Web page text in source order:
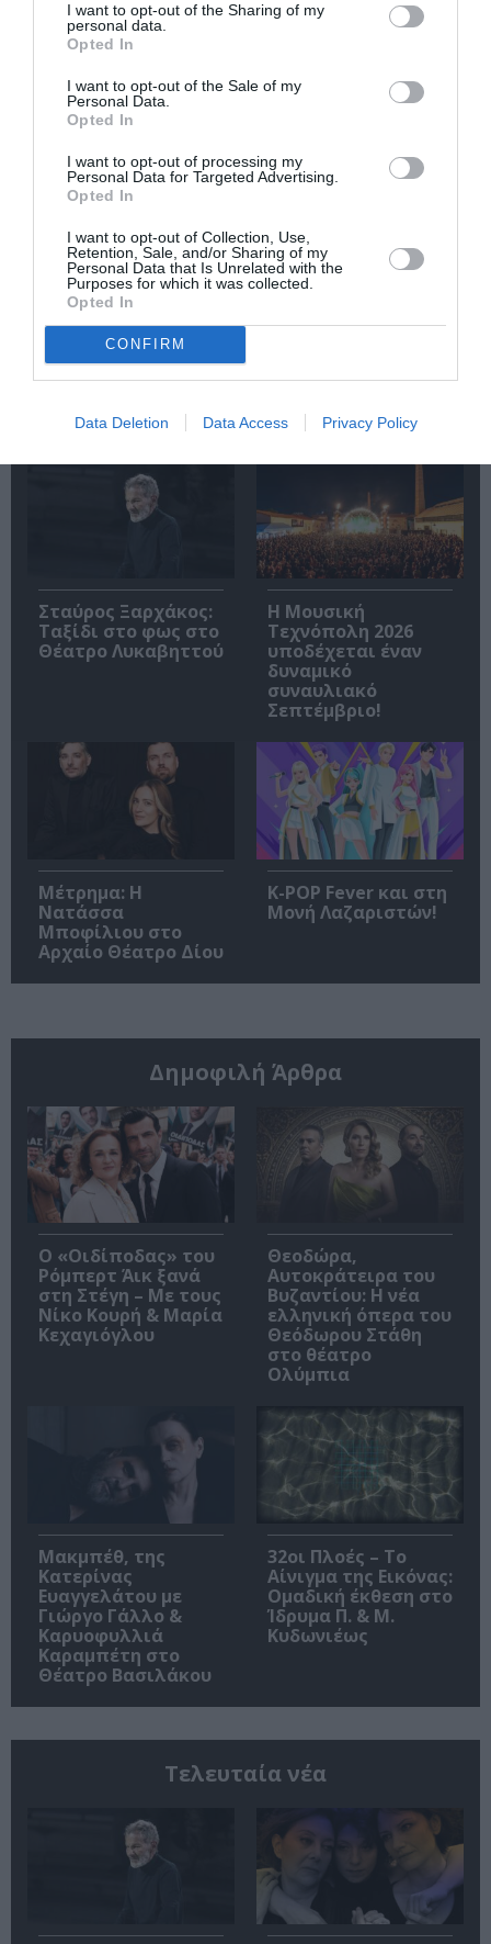
I want to opt-out of the Sharing of my
personal data.
Opted In
I want to opt-out of the Sale of my
Personal Data.
Opted In
I want to opt-out of processing my
Personal Data for Targeted Advertising.
Opted In
I want to opt-out of Collection, Use,
Retention, Sale, and/or Sharing of my
Personal Data that Is Unrelated with the
Purposes for which it was collected.
Opted In
CONFIRM
Data Deletion Data Access Privacy Policy
ΣΥΝΑΥΛΙΕΣ 2023
Newsletter
Κάθε βδομάδα στο e-mail σας τα τελευταία νέα για
την Τέχνη και τον Πολιτισμό!
Σχετικά Άρθρα
Σταύρος Ξαρχάκος:
Ταξίδι στο φως στο
Θέατρο Λυκαβηττού
Η Μουσική
Τεχνόπολη 2026
υποδέχεται έναν
δυναμικό
συναυλιακό
Σεπτέμβριο!
Μέτρημα: Η
Νατάσσα
Μποφίλιου στο
Αρχαίο Θέατρο Δίου
K-POP Fever και στη
Μονή Λαζαριστών!
Δημοφιλή Άρθρα
O «Οιδίποδας» του
Ρόμπερτ Άικ ξανά
στη Στέγη – Με τους
Νίκο Κουρή & Μαρία
Κεχαγιόγλου
Θεοδώρα,
Αυτοκράτειρα του
Βυζαντίου: Η νέα
ελληνική όπερα του
Θεόδωρου Στάθη
στο θέατρο
Ολύμπια
Μακμπέθ, της
Κατερίνας
Ευαγγελάτου με
Γιώργο Γάλλο &
Καρυοφυλλιά
Καραμπέτη στο
Θέατρο Βασιλάκου
32οι Πλοές – Το
Αίνιγμα της Εικόνας:
Ομαδική έκθεση στο
Ίδρυμα Π. & Μ.
Κυδωνιέως
Τελευταία νέα